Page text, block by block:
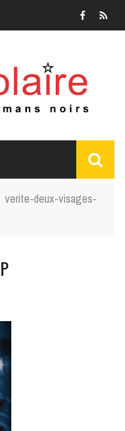
verite-deux-visages-